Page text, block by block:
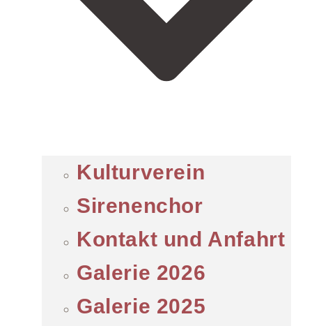
Kulturverein
Sirenenchor
Kontakt und Anfahrt
Galerie 2026
Galerie 2025